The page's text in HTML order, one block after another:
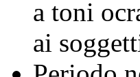
a toni
ai